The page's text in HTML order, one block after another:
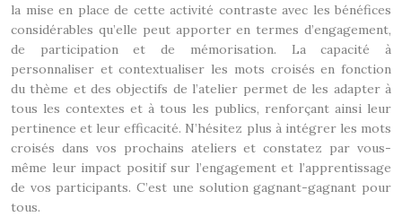
la mise en place de cette activité contraste avec les bénéfices
considérables qu’elle peut apporter en termes d’engagement,
de participation et de mémorisation. La capacité à
personnaliser et contextualiser les mots croisés en fonction
du thème et des objectifs de l’atelier permet de les adapter à
tous les contextes et à tous les publics, renforçant ainsi leur
pertinence et leur efficacité. N’hésitez plus à intégrer les mots
croisés dans vos prochains ateliers et constatez par vous-
même leur impact positif sur l’engagement et l’apprentissage
de vos participants. C’est une solution gagnant-gagnant pour
tous.